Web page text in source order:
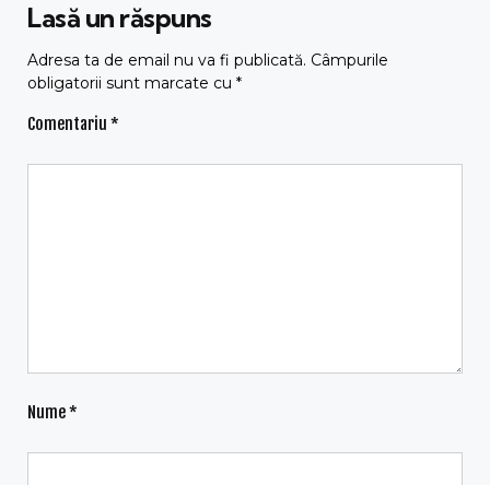
Lasă un răspuns
Adresa ta de email nu va fi publicată. Câmpurile
obligatorii sunt marcate cu *
Comentariu *
Nume*